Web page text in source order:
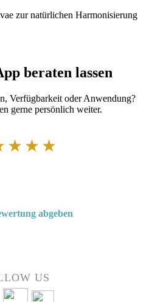
zur natürlichen Harmonisierung
beraten lassen
Verfügbarkeit oder Anwendung?
gerne persönlich weiter.
abgeben
US